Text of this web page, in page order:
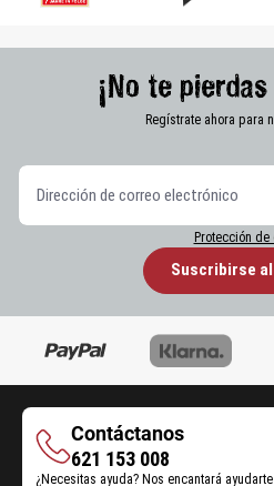
¡No te
Regístrate ahora para
Protección de
Suscribirse
Contáctanos
Contáctanos
621 153 008
¿Necesitas ayuda? Nos encantará